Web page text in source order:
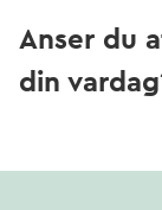
Anser du
din